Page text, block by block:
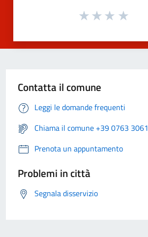
Contatta il comune
Leggi le domande frequenti
Chiama il comune +39 0763 3061
Prenota un appuntamento
Problemi in città
Segnala disservizio